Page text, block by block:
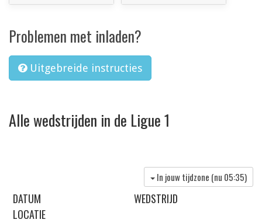
Problemen met inladen?
Uitgebreide instructies
Alle wedstrijden in de Ligue 1
In jouw tijdzone (nu 05:35)
DATUM
WEDSTRIJD
LOCATIE